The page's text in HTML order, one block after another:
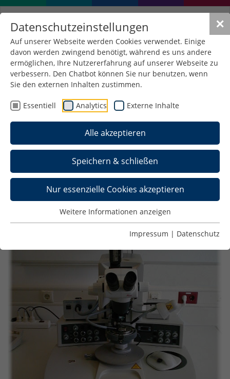
✕
Datenschutzeinstellungen
Auf unserer Webseite werden Cookies verwendet. Einige
davon werden zwingend benötigt, während es uns andere
ermöglichen, Ihre Nutzererfahrung auf unserer Webseite zu
verbessern. Den Chatbot können Sie nur benutzen, wenn
Sie den externen Inhalten zustimmen.
Essentiell Analytics Externe Inhalte
Alle akzeptieren
Speichern & schließen
Nur essenzielle Cookies akzeptieren
Weitere Informationen anzeigen
Impressum | Datenschutz
Bonder
Für die elektrische Verbindung von Silizium-Chips
auf verschiedenen Trägermaterialien wird
ein Bonder verwendet. Hierbei handelt es sich um
einen Ultrasonic-Bonder. Als Verbindungsdrähte
werden Gold- oder Aluminiumdrähte mit
Durchmessern im Bereich von 17 bis 40
Mikrometern verwendet.